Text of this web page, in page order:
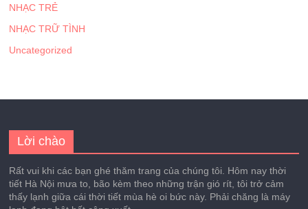
NHẠC TRẺ
NHẠC TRỮ TÌNH
Uncategorized
Lời chào
Rất vui khi các bạn ghé thăm trang của chúng tôi. Hôm nay thời
tiết Hà Nội mưa to, bão kèm theo những trận gió rít, tôi trở cảm
thấy lạnh giữa cái thời tiết mùa hè oi bức này. Phải chăng là máy